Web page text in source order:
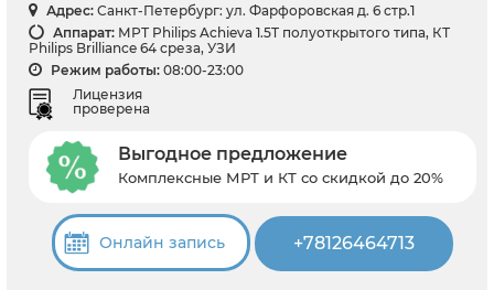
Адрес: Санкт-Петербург: ул. Фарфоровская д. 6 стр.1
Аппарат: МРТ Philips Achieva 1.5T полуоткрытого типа, КТ
Philips Brilliance 64 среза, УЗИ
Режим работы: 08:00-23:00
Лицензия
проверена
Выгодное предложение
Комплексные МРТ и КТ со скидкой до 20%
Онлайн запись +78126464713